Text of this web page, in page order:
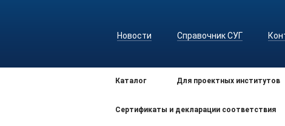
Новости Справочник СУГ
Каталог Для проектных институтов
Сертификаты и декларации соответствия